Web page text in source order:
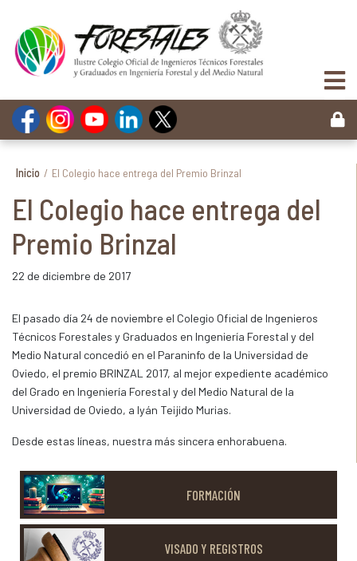
Inicio / El Colegio hace entrega del Premio Brinzal
El Colegio hace entrega del
Premio Brinzal
22 de diciembre de 2017
El pasado día 24 de noviembre el Colegio Oficial de Ingenieros
Técnicos Forestales y Graduados en Ingeniería Forestal y del
Medio Natural concedió en el Paraninfo de la Universidad de
Oviedo, el premio BRINZAL 2017, al mejor expediente académico
del Grado en Ingeniería Forestal y del Medio Natural de la
Universidad de Oviedo, a Iyán Teijido Murias.
Desde estas líneas, nuestra más sincera enhorabuena.
FORMACIÓN
VISADO Y REGISTROS